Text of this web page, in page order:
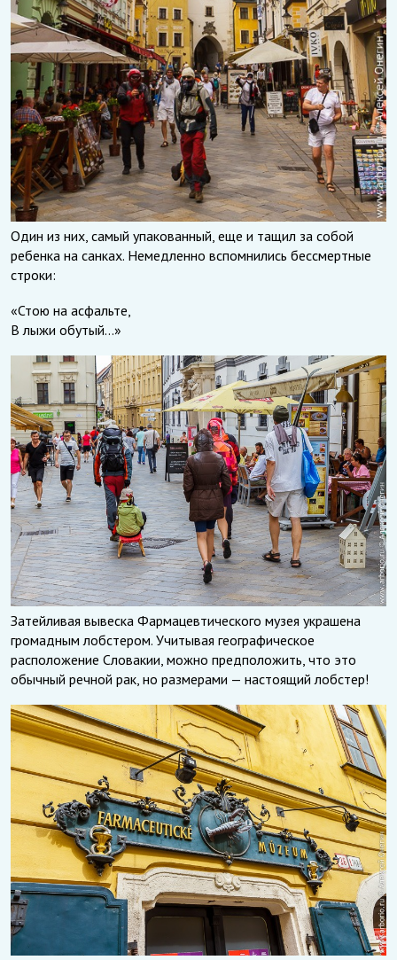
Один из них, самый упакованный, еще и тащил за собой
ребенка на санках. Немедленно вспомнились бессмертные
строки:
«Стою на асфальте,
В лыжи обутый…»
Затейливая вывеска Фармацевтического музея украшена
громадным лобстером. Учитывая географическое
расположение Словакии, можно предположить, что это
обычный речной рак, но размерами — настоящий лобстер!